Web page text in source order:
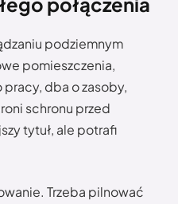
podziemnym
pomieszczenia,
dba o zasoby,
schronu przed
tytuł, ale potrafi
Trzeba pilnować